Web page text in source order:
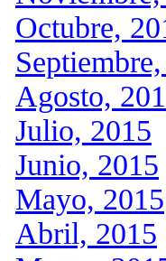
Octubre,
Agosto,
Julio, 2015
Junio, 2015
Mayo, 2015
Abril, 2015